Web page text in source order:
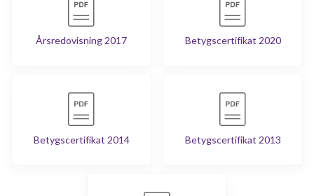
Årsredovisning 2017 Betygscertifikat 2020
Betygscertifikat 2014 Betygscertifikat 2013